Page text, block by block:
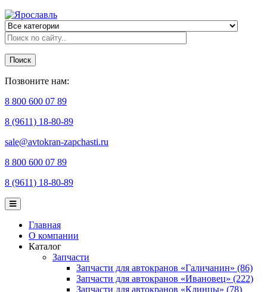
Поиск
Позвоните нам:
8 800 600 07 89
8 (9611) 18-80-89
sale@avtokran-zapchasti.ru
8 800 600 07 89
8 (9611) 18-80-89
Главная
О компании
Каталог
Запчасти
Запчасти для автокранов «Галичанин» (86)
Запчасти для автокранов «Ивановец» (222)
Запчасти для автокранов «Клинцы» (78)